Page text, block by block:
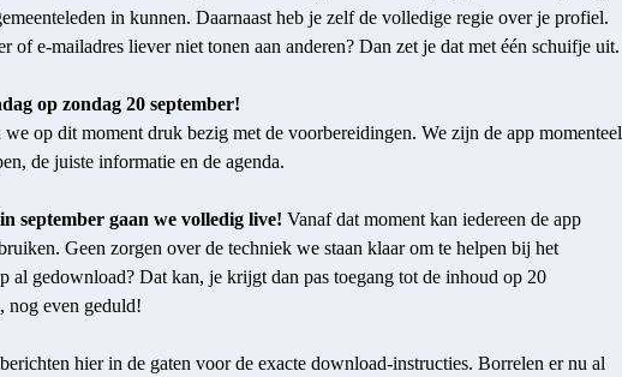
in kunnen. Daarnaast heb je zelf de volledige regie over je profiel.
of e-mailadres liever niet tonen aan anderen? Dan zet je dat met één schuifje uit.
op zondag 20 september!
op dit moment druk bezig met de voorbereidingen. We zijn de app momenteel
de juiste informatie en de agenda.
september gaan we volledig live! Vanaf dat moment kan iedereen de app
Geen zorgen over de techniek we staan klaar om te helpen bij het
al gedownload? Dat kan, je krijgt dan pas toegang tot de inhoud op 20
nog even geduld!
hier in de gaten voor de exacte download-instructies. Borrelen er nu al